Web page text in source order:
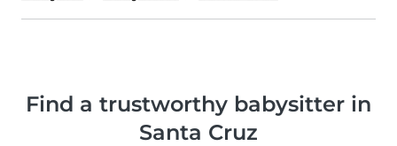
Find a trustworthy babysitter in
Santa Cruz